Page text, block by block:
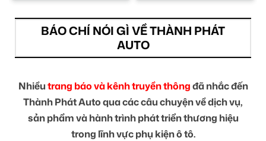
BÁO CHÍ NÓI GÌ VỀ THÀNH PHÁT
AUTO
Nhiềutrang báo và kênh truyền thôngđã nhắc đến
Thành Phát Auto qua các câu chuyện về dịch vụ,
sản phẩm và hành trình phát triển thương hiệu
trong lĩnh vực phụ kiện ô tô.